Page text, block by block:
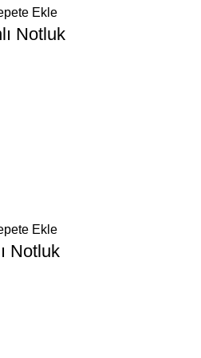
Ekle
Notluk
Ekle
Notluk